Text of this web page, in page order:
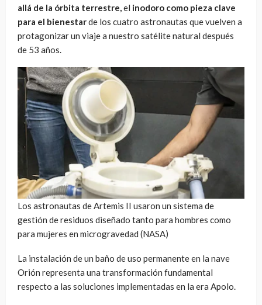
allá de la órbita terrestre,el inodoro como pieza clave
para el bienestarde los cuatro astronautas que vuelven a
protagonizar un viaje a nuestro satélite natural después
de 53 años.
Los astronautas de Artemis II usaron un sistema de
gestión de residuos diseñado tanto para hombres como
para mujeres en microgravedad (NASA)
La instalación de un baño de uso permanente en la nave
Orión representa una transformación fundamental
respecto a las soluciones implementadas en la era Apolo.